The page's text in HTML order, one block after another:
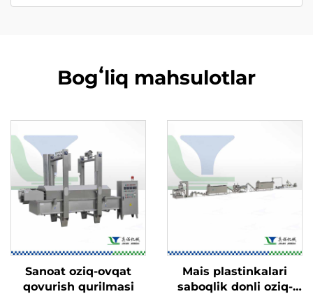
Bogʻliq mahsulotlar
Sanoat oziq-ovqat
qovurish qurilmasi
Mais plastinkalari
saboqlik donli oziq-